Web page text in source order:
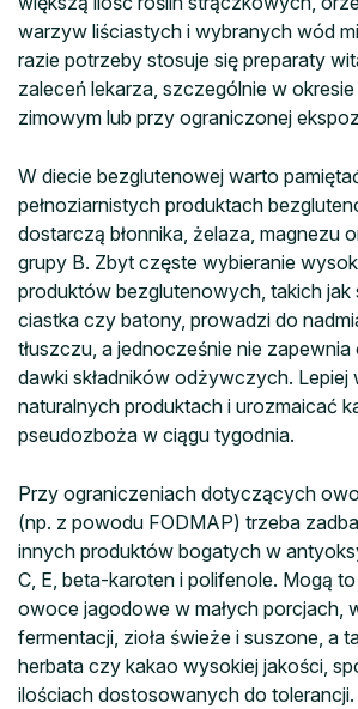
warzyw liściastych i wybranych wód
razie potrzeby stosuje się preparaty
zaleceń lekarza, szczególnie w
zimowym lub przy ograniczonej
W diecie bezglutenowej warto
pełnoziarnistych produktach
dostarczą błonnika, żelaza, magnezu
grupy B. Zbyt częste wybieranie
produktów bezglutenowych, takich jak
ciastka czy batony, prowadzi do
tłuszczu, a jednocześnie nie
dawki składników odżywczych.
naturalnych produktach i urozmaicać
pseudozboża w ciągu tygodnia.
Przy ograniczeniach dotyczących
(np. z powodu FODMAP) trzeba
innych produktów bogatych w
C, E, beta-karoten i polifenole. Mogą
owoce jagodowe w małych porcjach,
fermentacji, zioła świeże i suszone, a
herbata czy kakao wysokiej jakości,
ilościach dostosowanych do tolerancji.